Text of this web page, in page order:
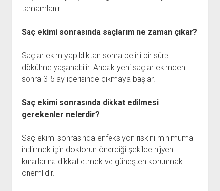
tamamlanır.
Saç ekimi sonrasında saçlarım ne zaman çıkar?
Saçlar ekim yapıldıktan sonra belirli bir süre
dökülme yaşanabilir. Ancak yeni saçlar ekimden
sonra 3-5 ay içerisinde çıkmaya başlar.
Saç ekimi sonrasında dikkat edilmesi
gerekenler nelerdir?
Saç ekimi sonrasında enfeksiyon riskini minimuma
indirmek için doktorun önerdiği şekilde hijyen
kurallarına dikkat etmek ve güneşten korunmak
önemlidir.